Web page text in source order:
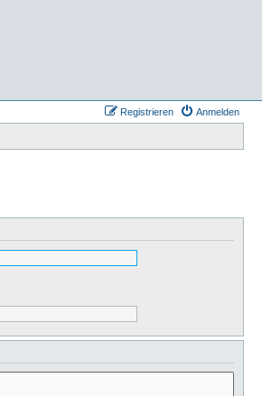
Anmelden
Registrieren